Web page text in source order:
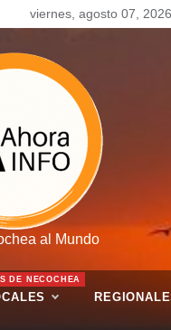
viernes, agosto 07, 2026
al Mundo
DE NECOCHEA